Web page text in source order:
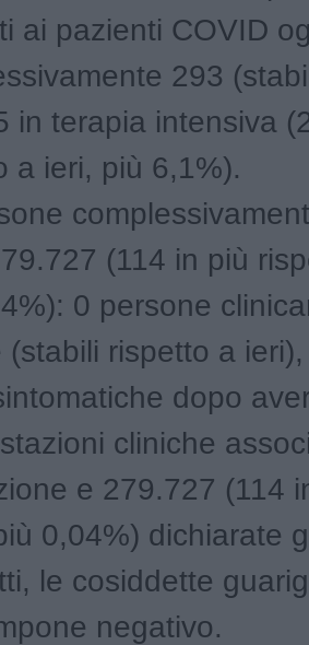
ai pazienti COVID
293
in terapia intensiva
a ieri, più 6,1%).
(114 in più
0 persone
(stabili rispetto a
dopo
cliniche
e 279.727 (114
0,04%) dichiarate
le cosiddette
negativo.